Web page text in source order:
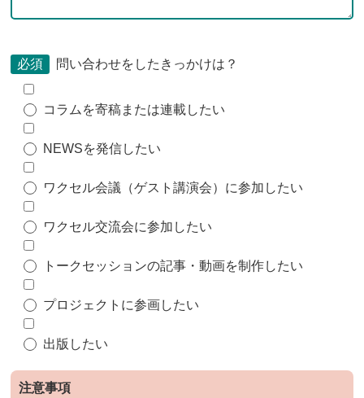
必須 問い合わせをしたきっかけは？
コラムを寄稿または連載したい
NEWSを発信したい
ワクセル会議（ゲスト講演会）に参加したい
ワクセル交流会に参加したい
トークセッションの記事・動画を制作したい
プロジェクトに参画したい
出版したい
注意事項